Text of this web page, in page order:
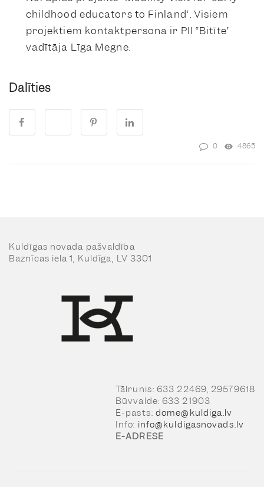
childhood educators to Finland”. Visiem
projektiem kontaktpersona ir PII “Bitīte”
vadītāja Līga Megne.
Dalīties
0 4865
Kuldīgas novada pašvaldība
Baznīcas iela 1, Kuldīga, LV 3301
Tālrunis: 633 22469, 29579618
Būvvalde: 633 21903
E-pasts: dome@kuldiga.lv
Info: info@kuldigasnovads.lv
E-ADRESE